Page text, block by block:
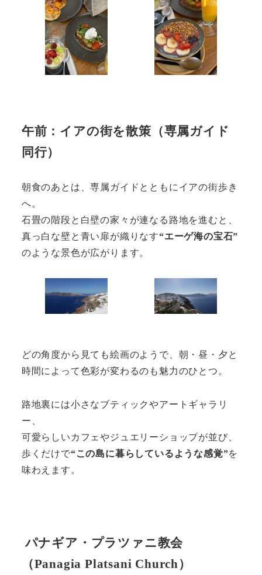
午前：イアの街を散策（専属ガイド
同行）
朝食のあとは、専属ガイドとともにイアの街歩き
へ。
石畳の階段と白壁の家々が連なる路地を進むと、
真っ白な壁と青い扉が織りなす“エーゲ海の宝石”
のような景色が広がります。
どの角度から見ても絵画のようで、朝・昼・夕と
時間によって色彩が変わるのも魅力のひとつ。
路地裏には小さなブティックやアートギャラリ
ー、
可愛らしいカフェやジュエリーショップが並び、
歩くだけで“この島に暮らしているような感覚”を
味わえます。
パナギア・プラツァニ教会
（Panagia Platsani Church）